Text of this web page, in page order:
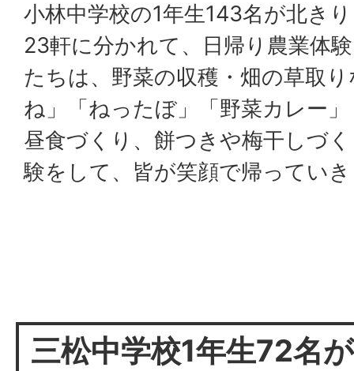
小林中学校の1年生143名が北き
23軒に分かれて、日帰り農業体
たちは、野菜の収穫・畑の草取
ね」「ねったぼ」「野菜カレー
昼食づくり、餅つきや梅干しづ
験をして、皆が笑顔で帰ってい
三松中学校1年生72名